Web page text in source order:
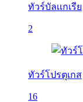
ทัวร์บัลเเกเรีย
2
ทัวร์โปรตุเกส
16